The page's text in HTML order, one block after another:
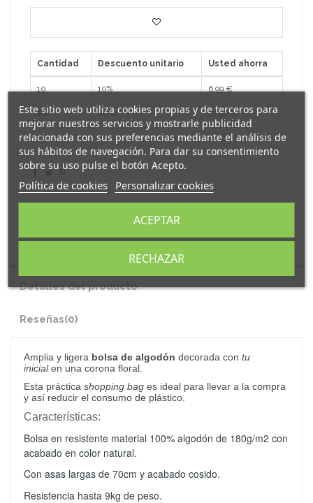
Cantidad Descuento unitario Usted ahorra
10 10% 6,99 €
20 20% 27,96 €
30 30% 62,91 €
Detalles del producto
Reseñas(0)
Amplia y ligera bolsa de algodón decorada con tu
inicialen una corona floral.
Esta práctica shopping bag es ideal para llevar a la compra
y así reducir el consumo de plástico.
Características:
Bolsa en resistente material 100% algodón de 180g/m2 con
acabado en color natural.
Con asas largas de 70cm y acabado cosido.
Resistencia hasta 9kg de peso.
Este sitio web utiliza cookies propias y de terceros para
mejorar nuestros servicios y mostrarle publicidad
relacionada con sus preferencias mediante el análisis de
sus hábitos de navegación. Para dar su consentimiento
sobre su uso pulse el botón Acepto.
Política de cookies Personalizar cookies
RECHAZAR
ACEPTAR